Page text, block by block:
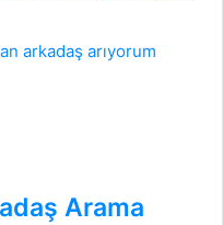
arkadaş arıyorum
Arama